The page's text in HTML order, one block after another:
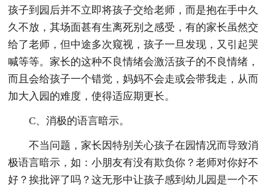
孩子到园后并不立即将孩子交给老师，而是抱在手中久
久不放，其场面甚有生离死别之感受，有的家长虽然交
给了老师，但中途多次窥视，孩子一旦发现，又引起哭
喊等等。家长的这种不良情绪会激活孩子的不良情绪，
而且会给孩子一个错觉，妈妈不会走或会带我走，从而
加大入园的难度，使得适应期更长。
C、消极的语言暗示。
不当问题，家长因特别关心孩子在园情况而导致消
极语言暗示，如：小朋友有没有欺负你？老师对你好不
好？挨批评了吗？这无形中让孩子感到幼儿园是一个不